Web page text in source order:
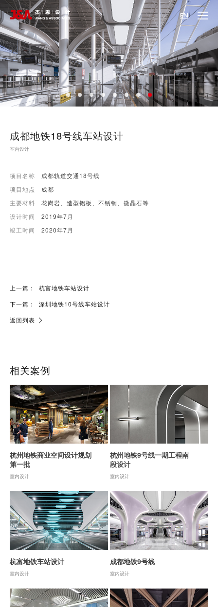
EN
成都地铁18号线车站设计
室内设计
项目名称
成都轨道交通18号线
项目地点
成都
主要材料
花岗岩、造型铝板、不锈钢、微晶石等
设计时间
2019年7月
竣工时间
2020年7月
上一篇：
杭富地铁车站设计
下一篇：
深圳地铁10号线车站设计
返回列表
相关案例
杭州地铁商业空间设计规划
第一批
室内设计
杭州地铁9号线一期工程南
段设计
室内设计
杭富地铁车站设计
室内设计
成都地铁9号线
室内设计